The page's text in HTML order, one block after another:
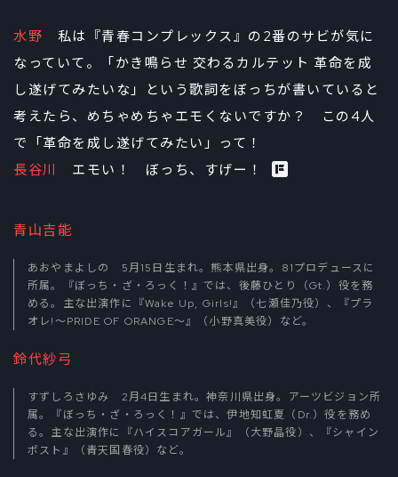
水野 私は『青春コンプレックス』の2番のサビが気に
なっていて。「かき鳴らせ 交わるカルテット 革命を成
し遂げてみたいな」という歌詞をぼっちが書いていると
考えたら、めちゃめちゃエモくないですか？ この4人
で「革命を成し遂げてみたい」って！
長谷川
エモい！ ぼっち、すげー！
青山吉能
あおやまよしの 5月15日生まれ。熊本県出身。81プロデュースに
所属。『ぼっち・ざ・ろっく！』では、後藤ひとり（Gt.）役を務
める。主な出演作に『Wake Up, Girls!』（七瀬佳乃役）、『プラ
オレ!〜PRIDE OF ORANGE〜』（小野真美役）など。
鈴代紗弓
すずしろさゆみ 2月4日生まれ。神奈川県出身。アーツビジョン所
属。『ぼっち・ざ・ろっく！』では、伊地知虹夏（Dr.）役を務め
る。主な出演作に『ハイスコアガール』（大野晶役）、『シャイン
ポスト』（青天国春役）など。